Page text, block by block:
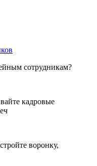
сотрудникам?
кадровые
воронку,